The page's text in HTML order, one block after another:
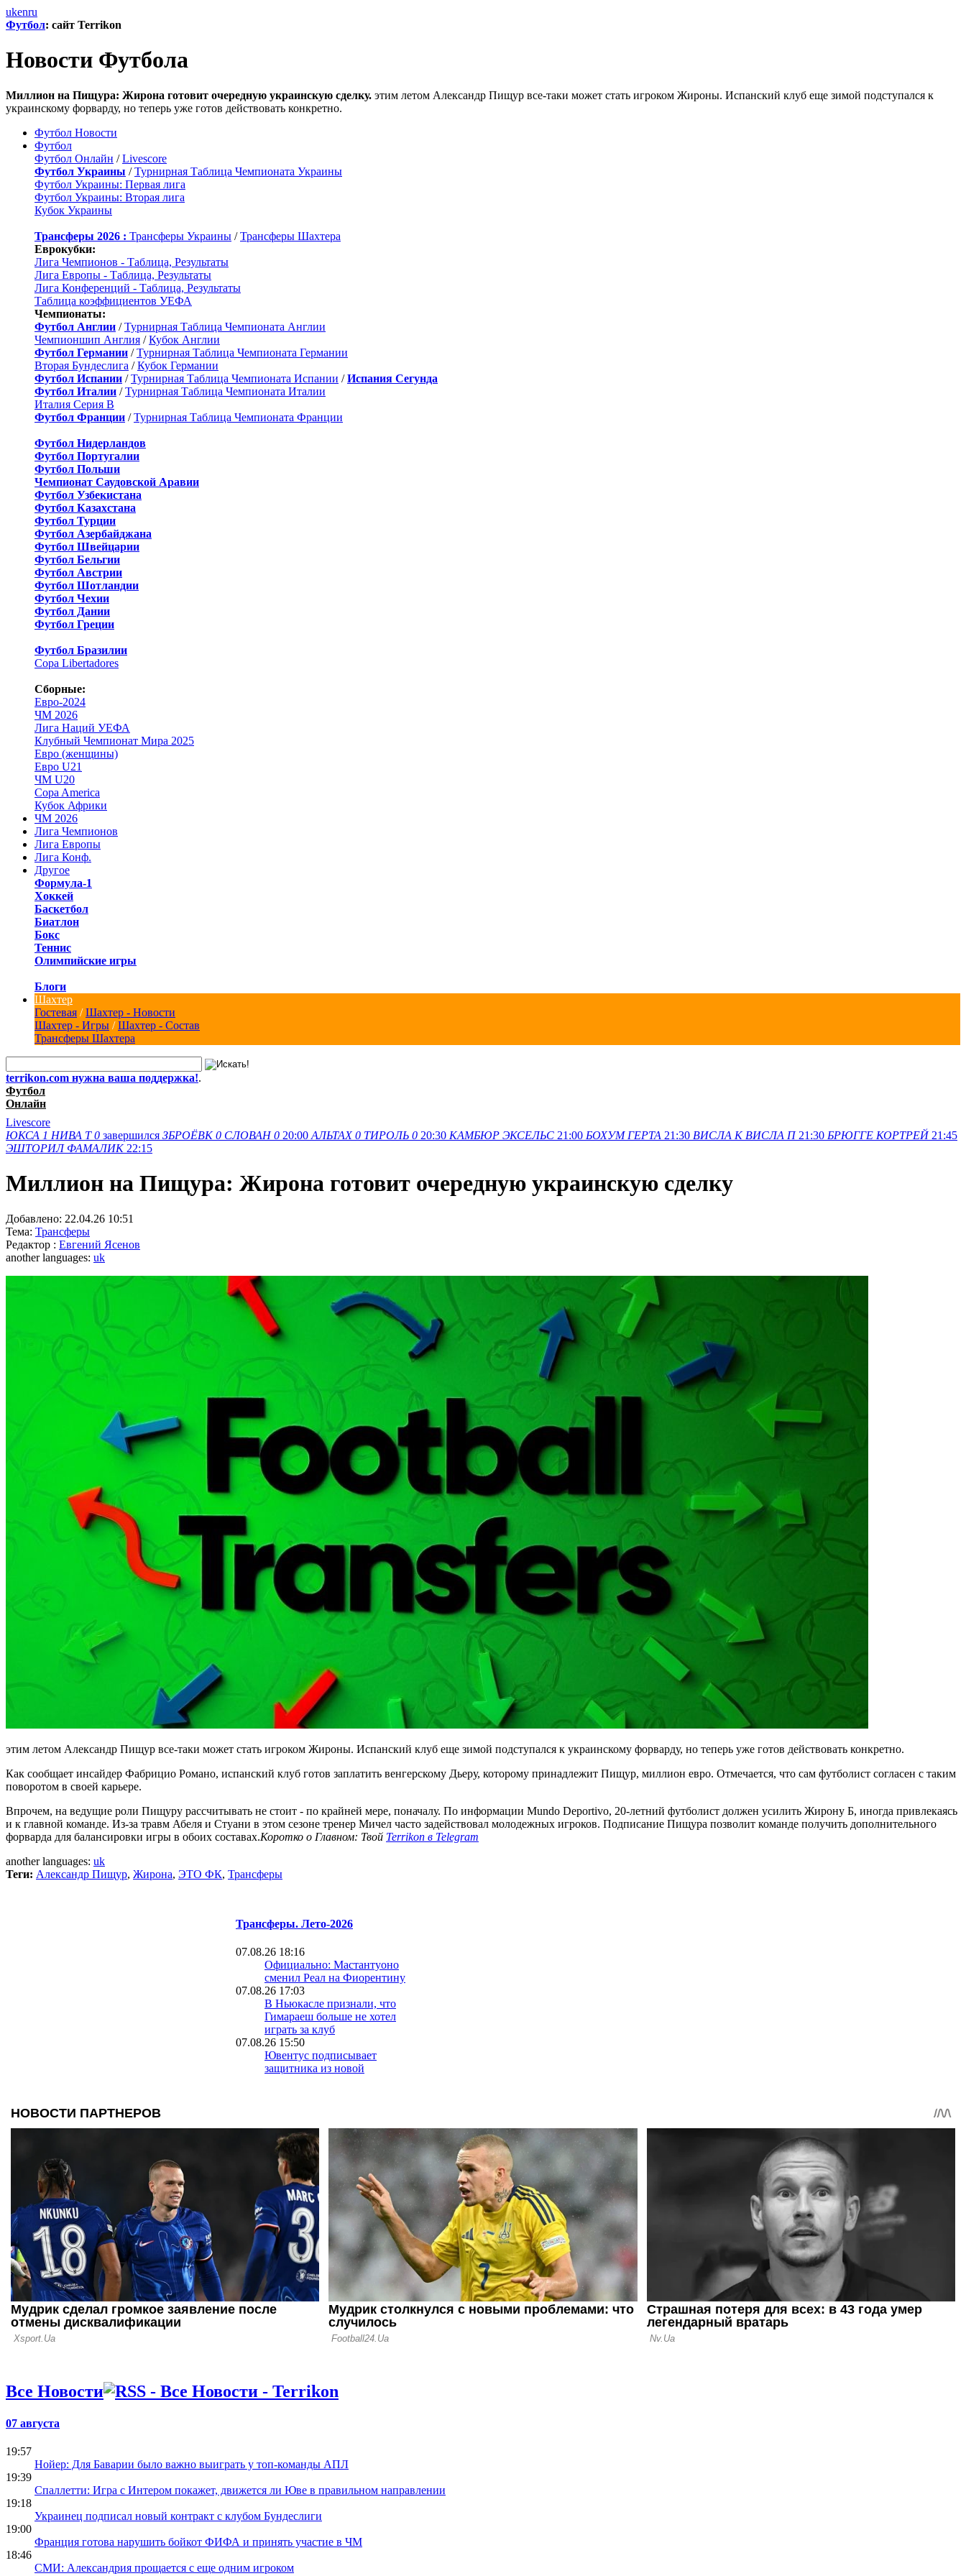
ukenru
Футбол: сайт Terrikon
Новости Футбола
Миллион на Пищура: Жирона готовит очередную украинскую сделку. этим летом Александр Пищур все-таки может стать игроком Жироны. Испанский клуб еще зимой подступался к
украинскому форварду, но теперь уже готов действовать конкретно.
Футбол Новости
Футбол
Футбол Онлайн /Livescore
Футбол Украины /Турнирная Таблица Чемпионата Украины
Футбол Украины: Первая лига
Футбол Украины: Вторая лига
Кубок Украины
Трансферы 2026 : Трансферы Украины /Трансферы Шахтера
Еврокубки:
Лига Чемпионов - Таблица, Результаты
Лига Европы - Таблица, Результаты
Лига Конференций - Таблица, Результаты
Таблица коэффициентов УЕФА
Чемпионаты:
Футбол Англии /Турнирная Таблица Чемпионата Англии
Чемпионшип Англия /Кубок Англии
Футбол Германии /Турнирная Таблица Чемпионата Германии
Вторая Бундеслига /Кубок Германии
Футбол Испании /Турнирная Таблица Чемпионата Испании /Испания Сегунда
Футбол Италии /Турнирная Таблица Чемпионата Италии
Италия Серия B
Футбол Франции /Турнирная Таблица Чемпионата Франции
Футбол Нидерландов
Футбол Португалии
Футбол Польши
Чемпионат Саудовской Аравии
Футбол Узбекистана
Футбол Казахстана
Футбол Турции
Футбол Азербайджана
Футбол Швейцарии
Футбол Бельгии
Футбол Австрии
Футбол Шотландии
Футбол Чехии
Футбол Дании
Футбол Греции
Футбол Бразилии
Copa Libertadores
Сборные:
Евро-2024
ЧМ 2026
Лига Наций УЕФА
Клубный Чемпионат Мира 2025
Евро (женщины)
Евро U21
ЧМ U20
Copa America
Кубок Африки
ЧМ 2026
Лига Чемпионов
Лига Европы
Лига Конф.
Другое
Формула-1
Хоккей
Баскетбол
Биатлон
Бокс
Теннис
Олимпийские игры
Блоги
Шахтер
Гостевая /Шахтер - Новости
Шахтер - Игры /Шахтер - Состав
Трансферы Шахтера
terrikon.com нужна ваша поддержка!.
Футбол
Онлайн
Livescore
ЮКСА 1 НИВА Т 0 завершился ЗБРОЁВК 0 СЛОВАН 0 20:00 АЛЬТАХ 0 ТИРОЛЬ 0 20:30 КАМБЮР ЭКСЕЛЬС 21:00 БОХУМ ГЕРТА 21:30 ВИСЛА K ВИСЛА П 21:30 БРЮГГЕ КОРТРЕЙ 21:45
ЭШТОРИЛ ФАМАЛИК 22:15
Миллион на Пищура: Жирона готовит очередную украинскую сделку
Добавлено: 22.04.26 10:51
Тема: Трансферы
Редактор : Евгений Ясенов
another languages: uk
этим летом Александр Пищур все-таки может стать игроком Жироны. Испанский клуб еще зимой подступался к украинскому форварду, но теперь уже готов действовать конкретно.
Как сообщает инсайдер Фабрицио Романо, испанский клуб готов заплатить венгерскому Дьеру, которому принадлежит Пищур, миллион евро. Отмечается, что сам футболист согласен с таким
поворотом в своей карьере.
Впрочем, на ведущие роли Пищуру рассчитывать не стоит - по крайней мере, поначалу. По информации Mundo Deportivo, 20-летний футболист должен усилить Жирону Б, иногда привлекаясь
и к главной команде. Из-за травм Абеля и Стуани в этом сезоне тренер Мичел часто задействовал молодежных игроков. Подписание Пищура позволит команде получить дополнительного
форварда для балансировки игры в обоих составах.Коротко о Главном: Твой Terrikon в Telegram
another languages: uk
Теги: Александр Пищур, Жирона, ЭТО ФК, Трансферы
Трансферы. Лето-2026
07.08.26 18:16
Официально: Мастантуоно
сменил Реал на Фиорентину
07.08.26 17:03
В Ньюкасле признали, что
Гимараеш больше не хотел
играть за клуб
07.08.26 15:50
Ювентус подписывает
защитника из новой
Родри
07.08.26 14:15
Артем Челядин сменил клуб
в УПЛ
Все Новости
07 августа
19:57
Нойер: Для Баварии было важно выиграть у топ-команды АПЛ
19:39
Спаллетти: Игра с Интером покажет, движется ли Юве в правильном направлении
19:18
Украинец подписал новый контракт с клубом Бундеслиги
19:00
Франция готова нарушить бойкот ФИФА и принять участие в ЧМ
18:46
СМИ: Александрия прощается с еще одним игроком